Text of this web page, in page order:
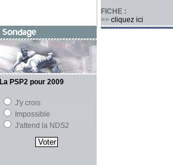
FICHE :
>> cliquez ici
La PSP2 pour 2009
J'y crois
Impossible
J'attend la NDS2